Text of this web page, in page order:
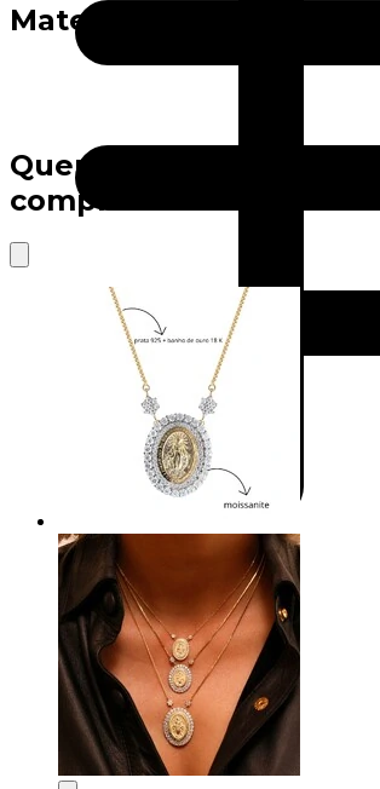
Material
Quem viu este
comprou